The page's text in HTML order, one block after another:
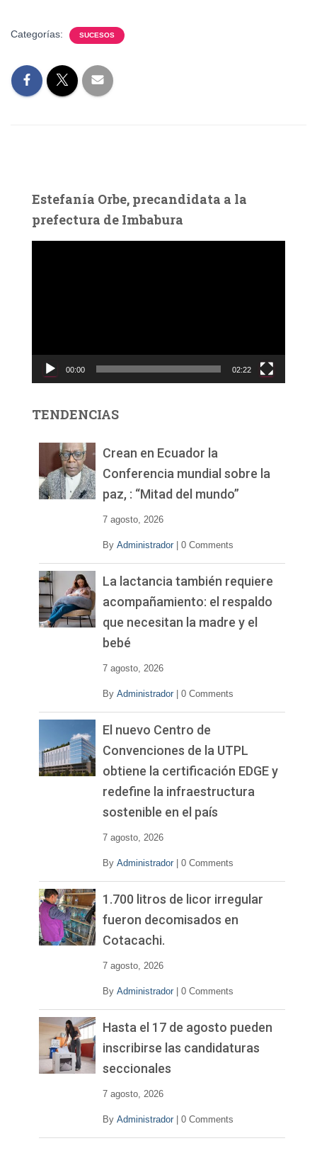
Categorías: SUCESOS
Estefanía Orbe, precandidata a la
prefectura de Imbabura
c
d
00:00 02:22
TENDENCIAS
Crean en Ecuador la
Conferencia mundial sobre la
paz, : “Mitad del mundo”
7 agosto, 2026
By Administrador 0 Comments
La lactancia también requiere
acompañamiento: el respaldo
que necesitan la madre y el
bebé
7 agosto, 2026
By Administrador 0 Comments
El nuevo Centro de
Convenciones de la UTPL
obtiene la certificación EDGE y
redefine la infraestructura
sostenible en el país
7 agosto, 2026
By Administrador 0 Comments
1.700 litros de licor irregular
fueron decomisados en
Cotacachi.
7 agosto, 2026
By Administrador 0 Comments
Hasta el 17 de agosto pueden
inscribirse las candidaturas
seccionales
7 agosto, 2026
By Administrador 0 Comments